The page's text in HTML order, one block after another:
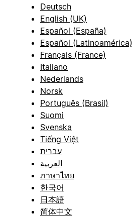
Deutsch
English (UK)
Español (España)
Español (Latinoamérica)
Français (France)
Italiano
Nederlands
Norsk
Português (Brasil)
Suomi
Svenska
Tiếng Việt
עברית
العربية
ภาษาไทย
한국어
日本語
简体中文